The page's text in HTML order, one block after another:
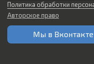
Политика обработки
Авторское право
Мы в Вконтакте